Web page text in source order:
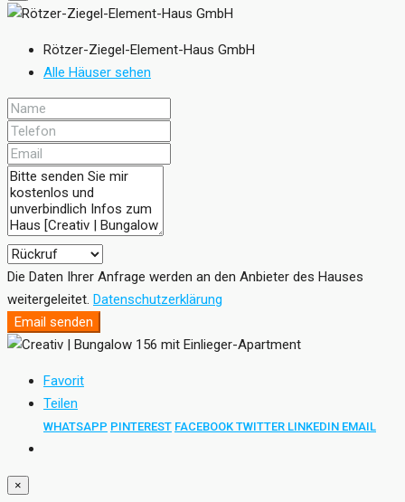
Rötzer-Ziegel-Element-Haus GmbH
Alle Häuser sehen
Die Daten Ihrer Anfrage werden an den Anbieter des Hauses
weitergeleitet. Datenschutzerklärung
Email senden
Favorit
Teilen
WHATSAPP PINTEREST FACEBOOK TWITTER LINKEDIN EMAIL
×